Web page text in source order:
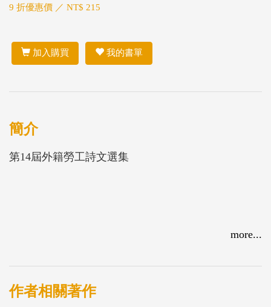
9 折優惠價 ／ NT$ 215
加入購買 我的書單
簡介
第14屆外籍勞工詩文選集
more...
作者相關著作